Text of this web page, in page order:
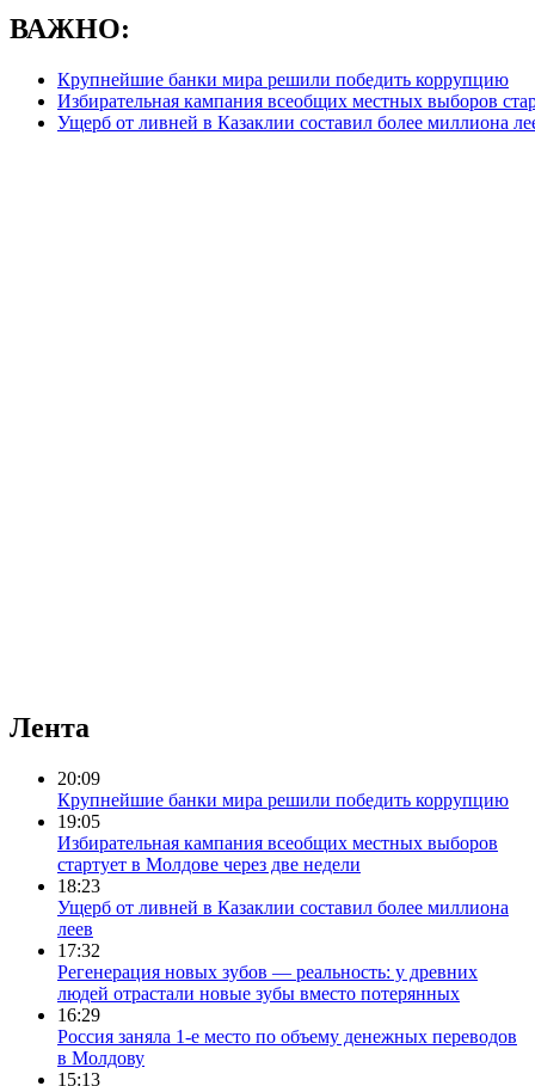
ВАЖНО:
Крупнейшие банки мира решили победить коррупцию
Избирательная кампания всеобщих местных выборов
Ущерб от ливней в Казаклии составил более миллиона
Лента
20:09
Крупнейшие банки мира решили победить коррупцию
19:05
Избирательная кампания всеобщих местных выборов
стартует в Молдове через две недели
18:23
Ущерб от ливней в Казаклии составил более миллиона
леев
17:32
Регенерация новых зубов — реальность: у древних
людей отрастали новые зубы вместо потерянных
16:29
Россия заняла 1-е место по объему денежных переводов
в Молдову
15:13